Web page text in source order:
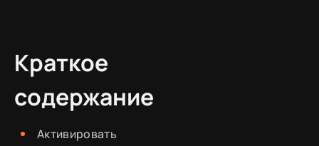
Краткое
содержание
Активировать